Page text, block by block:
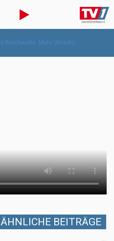
ÄHNLICHE BEITRÄGE